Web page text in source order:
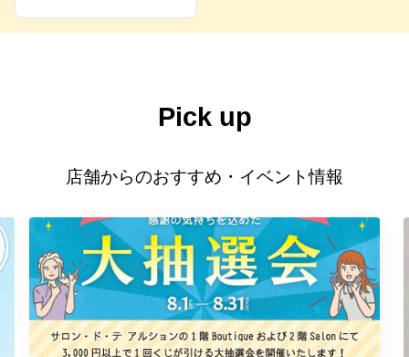
Pick up
店舗からのおすすめ・イベント情報